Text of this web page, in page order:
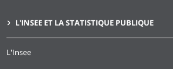
L'INSEE ET LA STATISTIQUE PUBLIQUE
L'Insee